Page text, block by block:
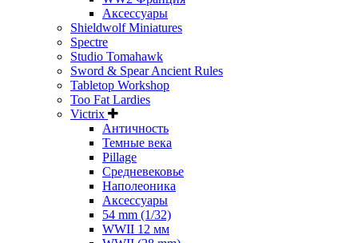
Аксессуары
Shieldwolf Miniatures
Spectre
Studio Tomahawk
Sword & Spear Ancient Rules
Tabletop Workshop
Too Fat Lardies
Victrix
Античность
Темные века
Pillage
Средневековье
Наполеоника
Аксессуары
54 mm (1/32)
WWII 12 мм